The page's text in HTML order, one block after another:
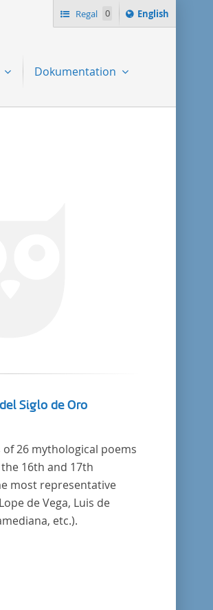
Regal 0
Switch
language
English
Dokumentation
Siglo de Oro
26 mythological poems
16th and 17th
most representative
de Vega, Luis de
etc.).